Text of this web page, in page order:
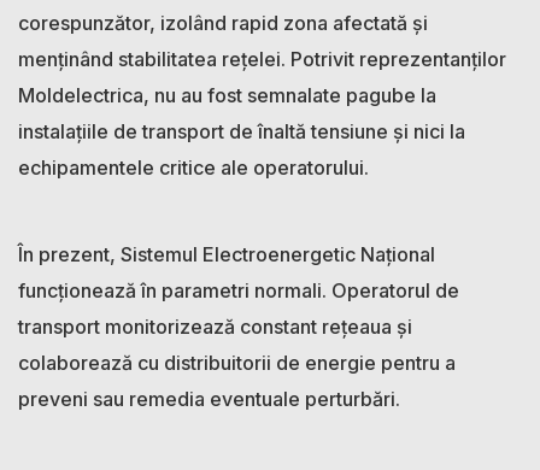
corespunzător, izolând rapid zona afectată și
menținând stabilitatea rețelei. Potrivit reprezentanților
Moldelectrica, nu au fost semnalate pagube la
instalațiile de transport de înaltă tensiune și nici la
echipamentele critice ale operatorului.
În prezent, Sistemul Electroenergetic Național
funcționează în parametri normali. Operatorul de
transport monitorizează constant rețeaua și
colaborează cu distribuitorii de energie pentru a
preveni sau remedia eventuale perturbări.